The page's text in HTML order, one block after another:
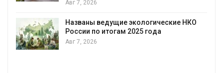
Панамский канал вновь ограничивает
воды
Авг 6, 2026